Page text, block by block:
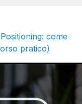
come
pratico)